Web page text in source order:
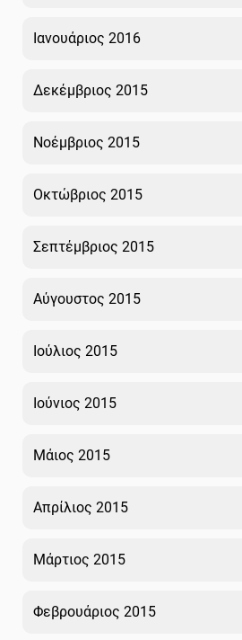
Ιανουάριος 2016
Δεκέμβριος 2015
Νοέμβριος 2015
Οκτώβριος 2015
Σεπτέμβριος 2015
Αύγουστος 2015
Ιούλιος 2015
Ιούνιος 2015
Μάιος 2015
Απρίλιος 2015
Μάρτιος 2015
Φεβρουάριος 2015